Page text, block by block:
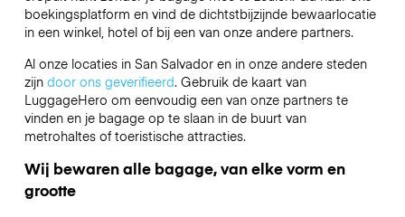
boekingsplatform en vind de dichtstbijzijnde bewaarlocatie
in een winkel, hotel of bij een van onze andere partners.
Al onze locaties in San Salvador en in onze andere steden
zijn door ons geverifieerd. Gebruik de kaart van
LuggageHero om eenvoudig een van onze partners te
vinden en je bagage op te slaan in de buurt van
metrohaltes of toeristische attracties.
Wij bewaren alle bagage, van elke vorm en
grootte